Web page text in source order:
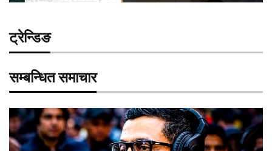
ट्रेन्डिङ
सम्बन्धित समाचार